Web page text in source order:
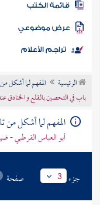
المكتبة
الكتب
موضوعي
تراجم الأعلام
الرئيسية المفهم لما
باب في التحصين بالقلع
المفهم لما أشكل
أبو العباس القرطبي -
جزء 3 صفحة